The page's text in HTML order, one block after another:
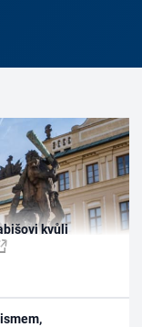
kvůli